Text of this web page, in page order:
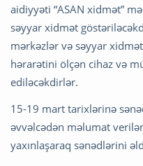
aidiyyəti “ASAN xidmət”
səyyar xidmət
mərkəzlər və səyyar
hərarətini ölçən cihaz və
ediləcəkdirlər.
15-19 mart tarixlərinə
əvvəlcədən məlumat
yaxınlaşaraq sənədlərini